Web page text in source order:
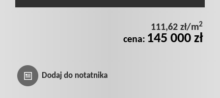
111,62 zł/m2
cena: 145 000 zł
Dodaj do notatnika